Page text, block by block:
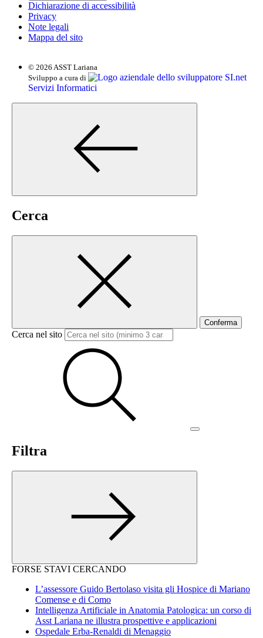
Dichiarazione di accessibilità
Privacy
Note legali
Mappa del sito
© 2026 ASST Lariana
Sviluppo a cura di
SI.net
Servizi Informatici
Cerca
Conferma
Cerca nel sito
Filtra
FORSE STAVI CERCANDO
L’assessore Guido Bertolaso visita gli Hospice di Mariano
Comense e di Como
Intelligenza Artificiale in Anatomia Patologica: un corso di
Asst Lariana ne illustra prospettive e applicazioni
Ospedale Erba-Renaldi di Menaggio